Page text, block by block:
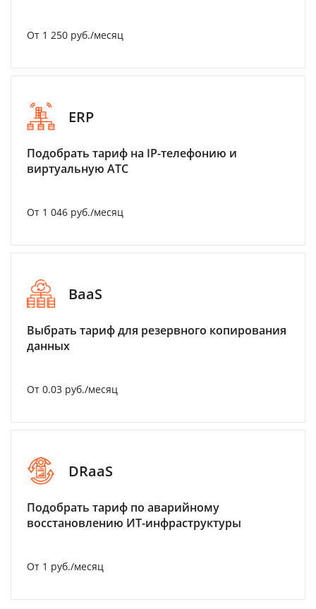
От 1 250 руб./месяц
ERP
Подобрать тариф на IP-телефонию и
виртуальную АТС
От 1 046 руб./месяц
BaaS
Выбрать тариф для резервного копирования
данных
От 0.03 руб./месяц
DRaaS
Подобрать тариф по аварийному
восстановлению ИТ-инфраструктуры
От 1 руб./месяц